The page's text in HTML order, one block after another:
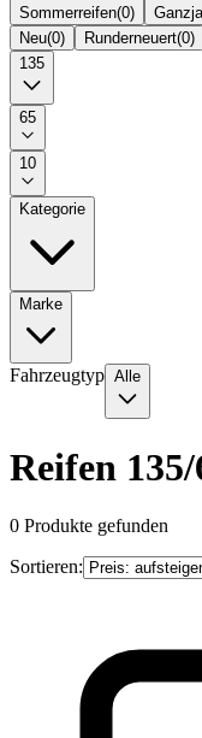
Sommerreifen(0)
Neu(0) Runderneuert(0)
135
65
10
Kategorie
Marke
Fahrzeugtyp Alle
Reifen
0 Produkte gefunden
Sortieren: